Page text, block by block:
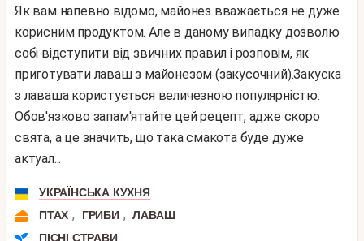
Як вам напевно відомо, майонез вважається не дуже
корисним продуктом. Але в даному випадку дозволю
собі відступити від звичних правил і розповім, як
приготувати лаваш з майонезом (закусочний).Закуска
з лаваша користується величезною популярністю.
Обов'язково запам'ятайте цей рецепт, адже скоро
свята, а це значить, що така смакота буде дуже
актуал...
УКРАЇНСЬКА КУХНЯ
ПТАХ , ГРИБИ , ЛАВАШ
ПІСНІ СТРАВИ